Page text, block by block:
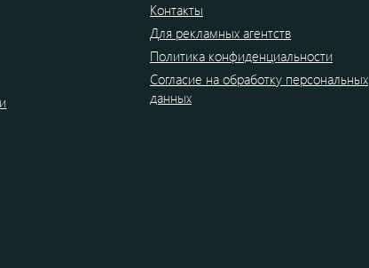
Контакты
Для рекламных агентств
Политика конфиденциальности
Согласие на обработку персональных
данных